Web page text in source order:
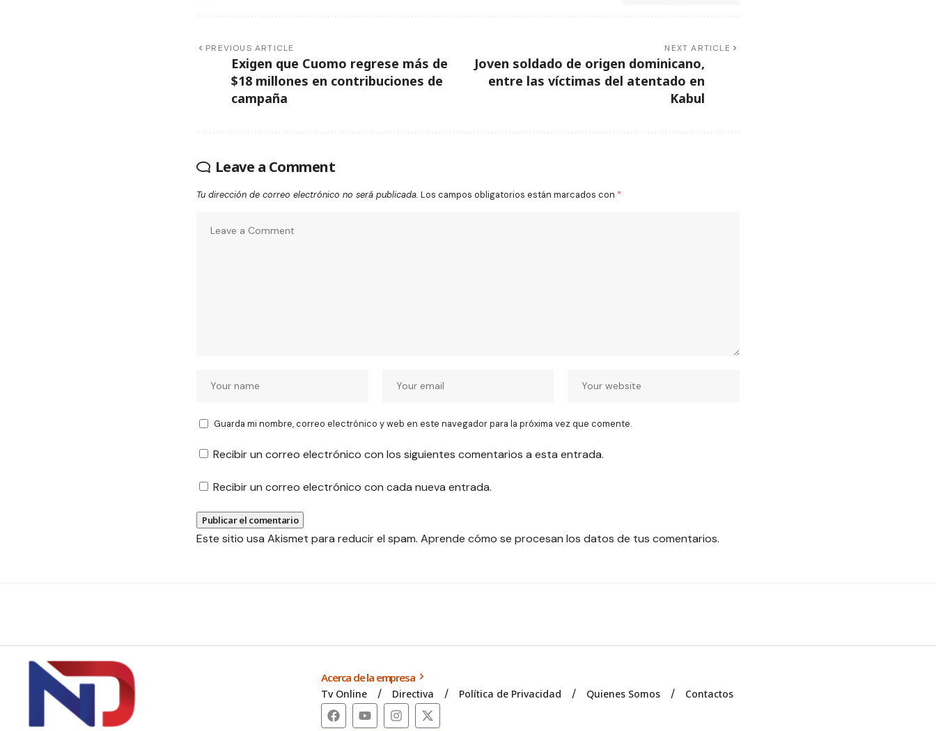
PREVIOUS ARTICLE
Exigen que Cuomo regrese más de
$18 millones en contribuciones de
campaña
NEXT ARTICLE
Joven soldado de origen dominicano,
entre las víctimas del atentado en
Kabul
Leave a Comment
Tu dirección de correo electrónico no será publicada. Los campos obligatorios están marcados con *
Guarda mi nombre, correo electrónico y web en este navegador para la próxima vez que comente.
Recibir un correo electrónico con los siguientes comentarios a esta entrada.
Recibir un correo electrónico con cada nueva entrada.
Este sitio usa Akismet para reducir el spam. Aprende cómo se procesan los datos de tus comentarios.
Acerca de la empresa
Tv Online Directiva Política de Privacidad Quienes Somos Contactos